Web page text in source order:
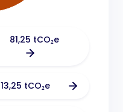
81,25 tCO₂e
13,25 tCO₂e